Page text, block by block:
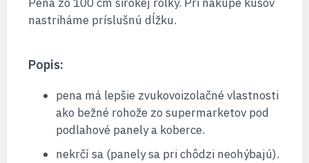
nastriháme príslušnú dĺžku.
Popis:
pena má lepšie zvukovoizolačné vlastnosti
ako bežné rohože zo supermarketov pod
podlahové panely a koberce.
nekrčí sa (panely sa pri chôdzi neohýbajú).